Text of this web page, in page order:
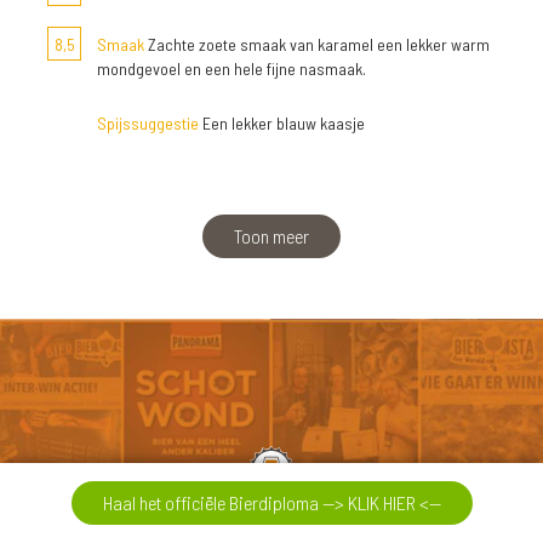
8,5 SmaakZachte zoete smaak van karamel een lekker warm
mondgevoel en een hele fijne nasmaak.
Spijssuggestie Een lekker blauw kaasje
Toon meer
Haal het officiële Bierdiploma --> KLIK HIER <--